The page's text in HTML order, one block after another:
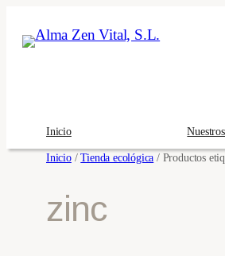
Inicio
Inicio/Tienda ecológica / Productos
zinc